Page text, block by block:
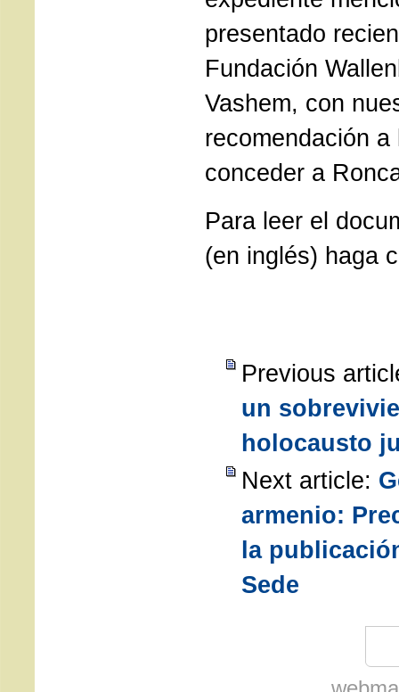
presentado
Fundación
Vashem, con
recomendación
conceder a
Para leer el
(en inglés) haga
Previous
un
holocausto
Next article:
armenio:
la
Sede